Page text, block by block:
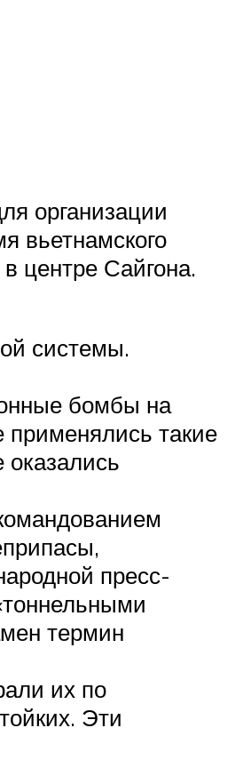
организации
вьетнамского
центре Сайгона.
системы.
бомбы на
такие
пресс-
термин
их по
Эти